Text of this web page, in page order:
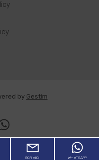
by Gestim
SCRIVICI WHATSAPP